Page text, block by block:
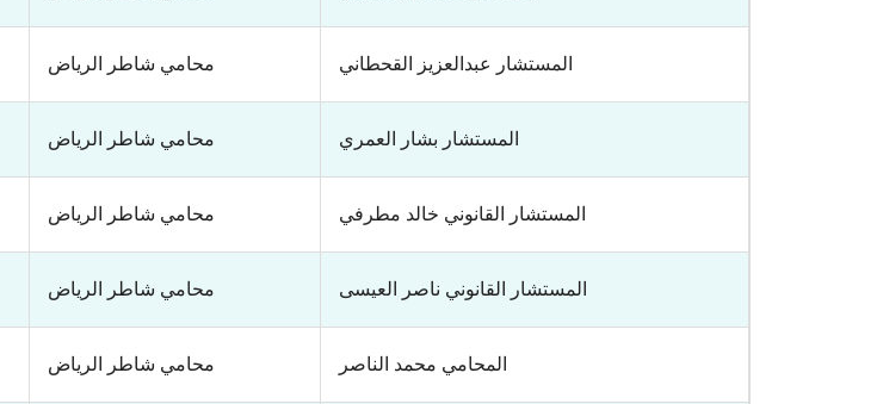
المستشار عبدالعزيز القحطاني محامي شاطر الرياض
المستشار بشار العمري محامي شاطر الرياض
المستشار القانوني خالد مطرفي محامي شاطر الرياض
المستشار القانوني ناصر العيسى محامي شاطر الرياض
المحامي محمد الناصر محامي شاطر الرياض